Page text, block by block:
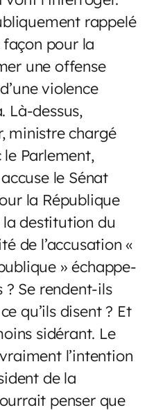
rappelé
façon pour la
une offense
violence
Là-dessus,
ministre chargé
Parlement,
le Sénat
la République
la destitution du
de l’accusation «
» échappe-
Se rendent-ils
qu’ils disent ? Et
sidérant. Le
l’intention
de la
penser que